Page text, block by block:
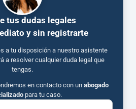
tus dudas legales
y sin registrarte
a tu disposición a nuestro asistente
a resolver cualquier duda legal que
tengas.
en contacto con un abogado
para tu caso.